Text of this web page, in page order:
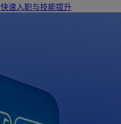
快速入职与技能提升